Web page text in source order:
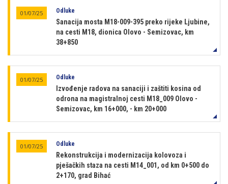
01/07/25 Odluke
Sanacija mosta M18-009-395 preko rijeke Ljubine,
na cesti M18, dionica Olovo - Semizovac, km
38+850
01/07/25 Odluke
Izvođenje radova na sanaciji i zaštiti kosina od
odrona na magistralnoj cesti M18_009 Olovo -
Semizovac, km 16+000, - km 20+000
01/07/25 Odluke
Rekonstrukcija i modernizacija kolovoza i
pješačkih staza na cesti M14_001, od km 0+500 do
2+170, grad Bihać